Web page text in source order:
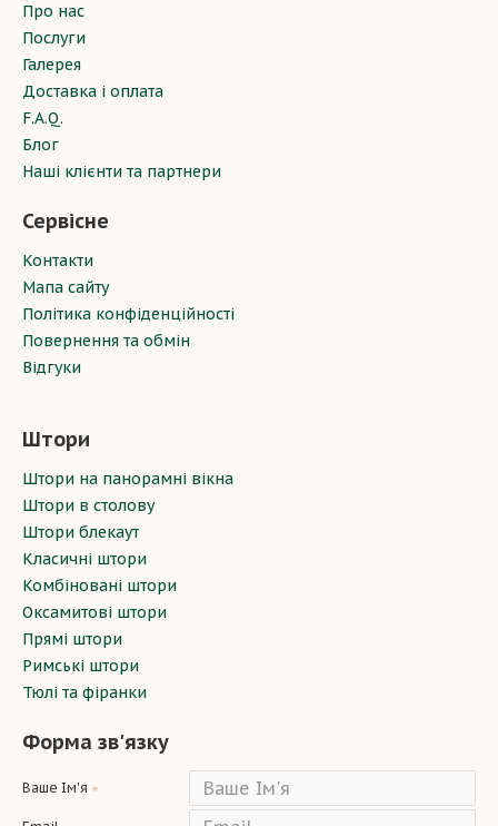
Про нас
Послуги
Галерея
Доставка і оплата
F.A.Q.
Блог
Наші клієнти та партнери
Сервісне
Контакти
Мапа сайту
Політика конфіденційності
Повернення та обмін
Відгуки
Штори
Штори на панорамні вікна
Штори в столову
Штори блекаут
Класичні штори
Комбіновані штори
Оксамитові штори
Прямі штори
Римські штори
Тюлі та фіранки
Форма зв'язку
Ваше Ім'я